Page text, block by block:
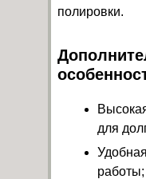
полировки.
для
работы;